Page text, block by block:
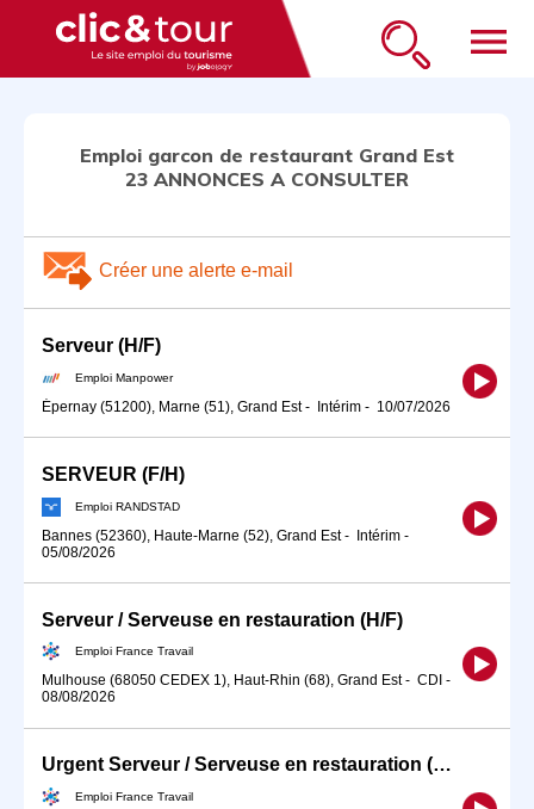
menu
Emploi garcon de restaurant Grand Est
23 ANNONCES A CONSULTER
Créer une alerte e-mail
Serveur (H/F)
Emploi Manpower
Épernay (51200), Marne (51), Grand Est- Intérim - 10/07/2026
SERVEUR (F/H)
Emploi RANDSTAD
Bannes (52360), Haute-Marne (52), Grand Est- Intérim -
05/08/2026
Serveur / Serveuse en restauration (H/F)
Emploi France Travail
Mulhouse (68050 CEDEX 1), Haut-Rhin (68), Grand Est- CDI -
08/08/2026
Urgent Serveur / Serveuse en restauration (H/F)
Emploi France Travail